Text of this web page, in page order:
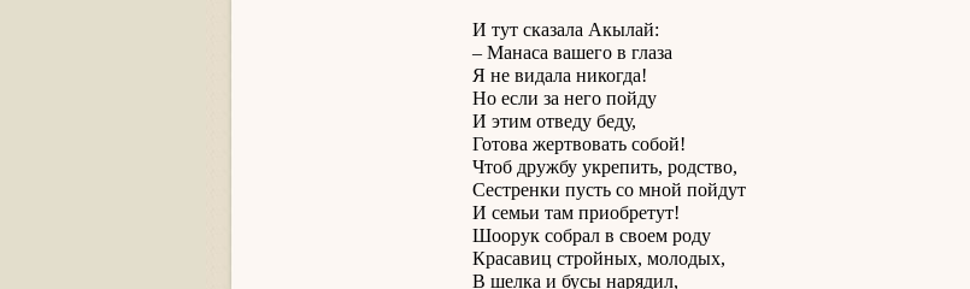
И тут сказала Акылай:
– Манаса вашего в глаза
Я не видала никогда!
Но если за него пойду
И этим отведу беду,
Готова жертвовать собой!
Чтоб дружбу укрепить, родство,
Сестренки пусть со мной пойдут
И семьи там приобретут!
Шоорук собрал в своем роду
Красавиц стройных, молодых,
В шелка и бусы нарядил,